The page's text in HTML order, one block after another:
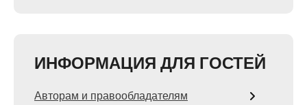
ИНФОРМАЦИЯ ДЛЯ ГОСТЕЙ
Авторам и правообладателям